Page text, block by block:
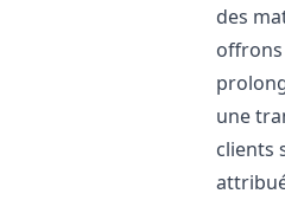
des
une
clients